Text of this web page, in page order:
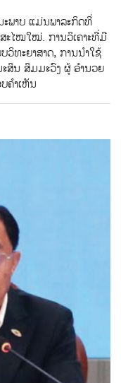
ພາບ ແມ່ນພາລະກິດທີ່
ະໄໝໃໝ່. ການວິເຄາະທີ່ມີ
ທະຍາສາດ, ການນຳໃຊ້
ສິນ ສິມມະວົງ ຜູ້ ອໍານວຍ
ຄໍາເຫັນ